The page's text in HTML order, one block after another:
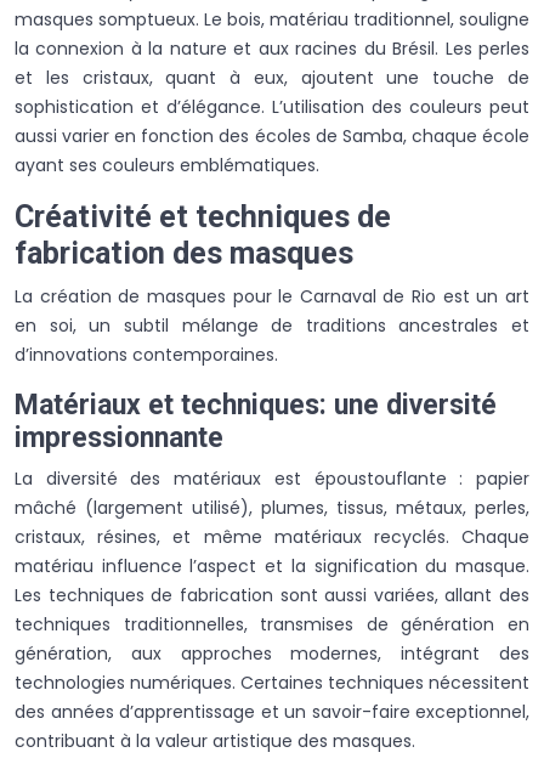
masques somptueux. Le bois, matériau traditionnel, souligne
la connexion à la nature et aux racines du Brésil. Les perles
et les cristaux, quant à eux, ajoutent une touche de
sophistication et d’élégance. L’utilisation des couleurs peut
aussi varier en fonction des écoles de Samba, chaque école
ayant ses couleurs emblématiques.
Créativité et techniques de
fabrication des masques
La création de masques pour le Carnaval de Rio est un art
en soi, un subtil mélange de traditions ancestrales et
d’innovations contemporaines.
Matériaux et techniques: une diversité
impressionnante
La diversité des matériaux est époustouflante : papier
mâché (largement utilisé), plumes, tissus, métaux, perles,
cristaux, résines, et même matériaux recyclés. Chaque
matériau influence l’aspect et la signification du masque.
Les techniques de fabrication sont aussi variées, allant des
techniques traditionnelles, transmises de génération en
génération, aux approches modernes, intégrant des
technologies numériques. Certaines techniques nécessitent
des années d’apprentissage et un savoir-faire exceptionnel,
contribuant à la valeur artistique des masques.